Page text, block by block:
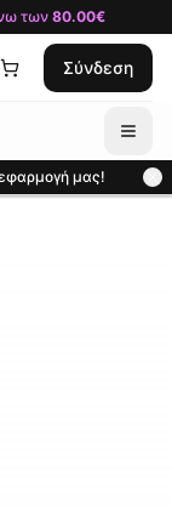
των 80.00€
Σύνδεση
μας!